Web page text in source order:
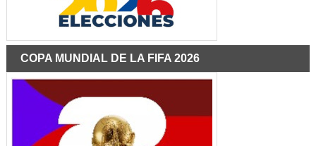
COPA MUNDIAL DE LA FIFA 2026